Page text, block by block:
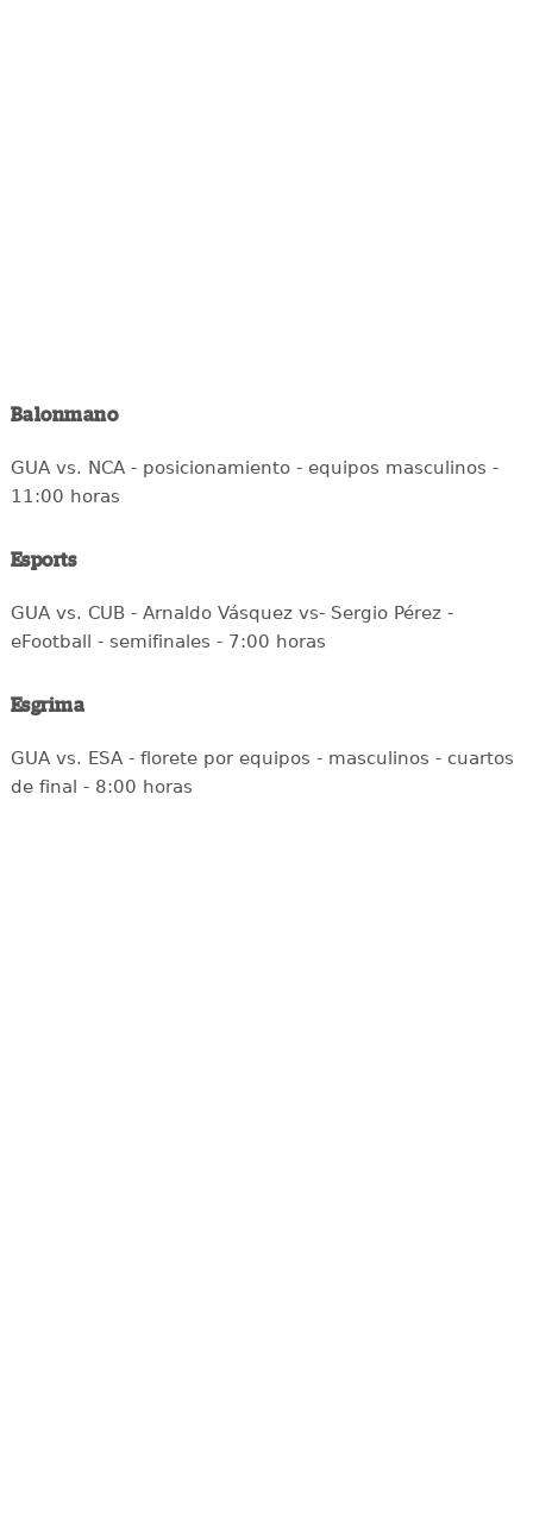
Balonmano
GUA vs. NCA - posicionamiento - equipos masculinos -
11:00 horas
Esports
GUA vs. CUB - Arnaldo Vásquez vs- Sergio Pérez -
eFootball - semifinales - 7:00 horas
Esgrima
GUA vs. ESA - florete por equipos - masculinos - cuartos
de final - 8:00 horas